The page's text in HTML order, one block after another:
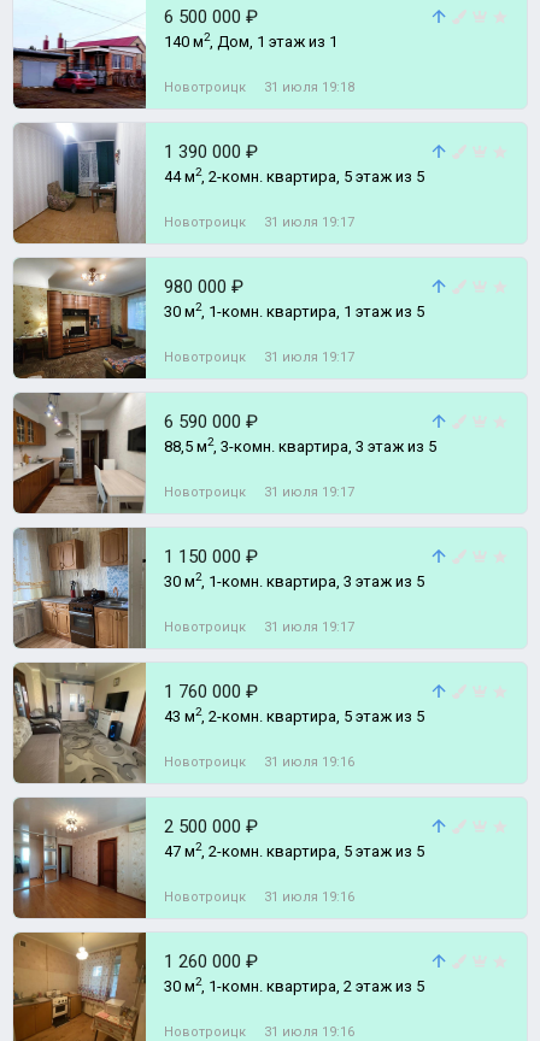
6 500 000 ₽
140 м2, Дом, 1 этаж из 1
Новотроицк 31 июля 19:18
1 390 000 ₽
44 м2, 2-комн. квартира, 5 этаж из 5
Новотроицк 31 июля 19:17
980 000 ₽
30 м2, 1-комн. квартира, 1 этаж из 5
Новотроицк 31 июля 19:17
6 590 000 ₽
88,5 м2, 3-комн. квартира, 3 этаж из 5
Новотроицк 31 июля 19:17
1 150 000 ₽
30 м2, 1-комн. квартира, 3 этаж из 5
Новотроицк 31 июля 19:17
1 760 000 ₽
43 м2, 2-комн. квартира, 5 этаж из 5
Новотроицк 31 июля 19:16
2 500 000 ₽
47 м2, 2-комн. квартира, 5 этаж из 5
Новотроицк 31 июля 19:16
1 260 000 ₽
30 м2, 1-комн. квартира, 2 этаж из 5
Новотроицк 31 июля 19:16